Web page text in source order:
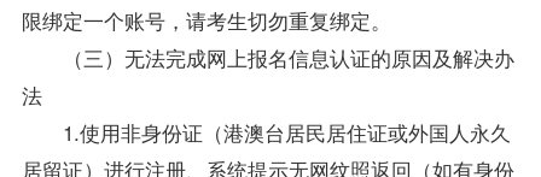
限绑定一个账号，请考生切勿重复绑定。
（三）无法完成网上报名信息认证的原因及解决办
法
1.使用非身份证（港澳台居民居住证或外国人永久
居留证）进行注册、系统提示无网纹照返回（如有身份